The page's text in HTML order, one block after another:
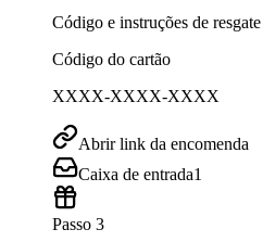
Código e instruções de resgate
Código do cartão
XXXX-XXXX-XXXX
Abrir link da encomenda
Caixa de entrada1
Passo 3